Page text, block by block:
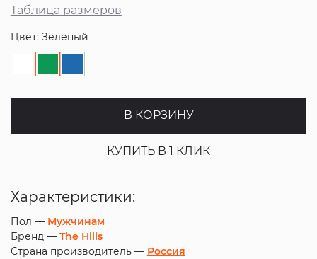
Таблица размеров
Цвет: Зеленый
В КОРЗИНУ
КУПИТЬ В 1 КЛИК
Характеристики:
Пол — Мужчинам
Бренд — The Hills
Страна производитель — Россия